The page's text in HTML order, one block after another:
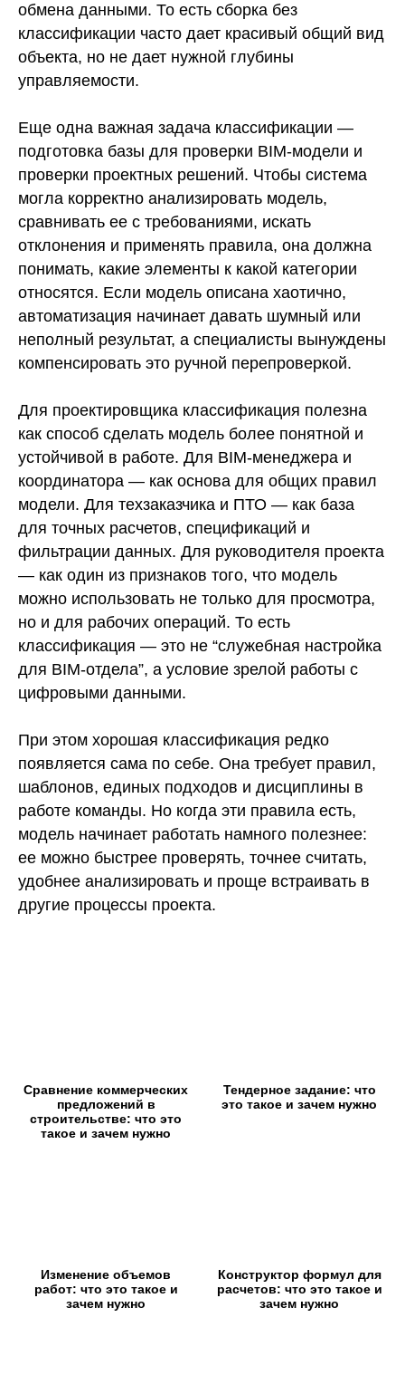
обмена данными. То есть сборка без
классификации часто дает красивый общий вид
объекта, но не дает нужной глубины
управляемости.
Еще одна важная задача классификации —
подготовка базы для проверки BIM-модели и
проверки проектных решений. Чтобы система
могла корректно анализировать модель,
сравнивать ее с требованиями, искать
отклонения и применять правила, она должна
понимать, какие элементы к какой категории
относятся. Если модель описана хаотично,
автоматизация начинает давать шумный или
неполный результат, а специалисты вынуждены
компенсировать это ручной перепроверкой.
Для проектировщика классификация полезна
как способ сделать модель более понятной и
устойчивой в работе. Для BIM-менеджера и
координатора — как основа для общих правил
модели. Для техзаказчика и ПТО — как база
для точных расчетов, спецификаций и
фильтрации данных. Для руководителя проекта
— как один из признаков того, что модель
можно использовать не только для просмотра,
но и для рабочих операций. То есть
классификация — это не “служебная настройка
для BIM-отдела”, а условие зрелой работы с
цифровыми данными.
При этом хорошая классификация редко
появляется сама по себе. Она требует правил,
шаблонов, единых подходов и дисциплины в
работе команды. Но когда эти правила есть,
модель начинает работать намного полезнее:
ее можно быстрее проверять, точнее считать,
удобнее анализировать и проще встраивать в
другие процессы проекта.
Сравнение коммерческих
предложений в
строительстве: что это
такое и зачем нужно
Тендерное задание: что
это такое и зачем нужно
Изменение объемов
работ: что это такое и
зачем нужно
Конструктор формул для
расчетов: что это такое и
зачем нужно